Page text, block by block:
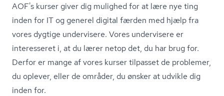
AOF's kurser giver dig mulighed for at lære nye ting
inden for IT og generel digital færden med hjælp fra
vores dygtige undervisere. Vores undervisere er
interesseret i, at du lærer netop det, du har brug for.
Derfor er mange af vores kurser tilpasset de problemer,
du oplever, eller de områder, du ønsker at udvikle dig
inden for.